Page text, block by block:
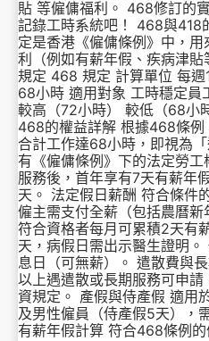
貼 等僱傭福利。 468修訂的
記錄工時系統吧！ 468與
定是香港《僱傭條例》中，
利（例如有薪年假、疾病津
規定 468 規定 計算單位 每
68小時 適用對象 工時穩定
較高（72小時） 較低（68小
468的權益詳解 根據468條例
合計工作達68小時，即視為
有《僱傭條例》下的法定勞工
服務後，首年享有7天有薪年
天。 法定假日薪酬 符合條件
僱主需支付全薪（包括農曆
符合資格者每月可累積2天有
天，病假日需出示醫生證明
息日（可無薪）。 遣散費與
以上遇遣散或長期服務可申
資規定。 產假與侍產假 適用
及男性僱員（侍產假5天），
有薪年假計算 符合468條例